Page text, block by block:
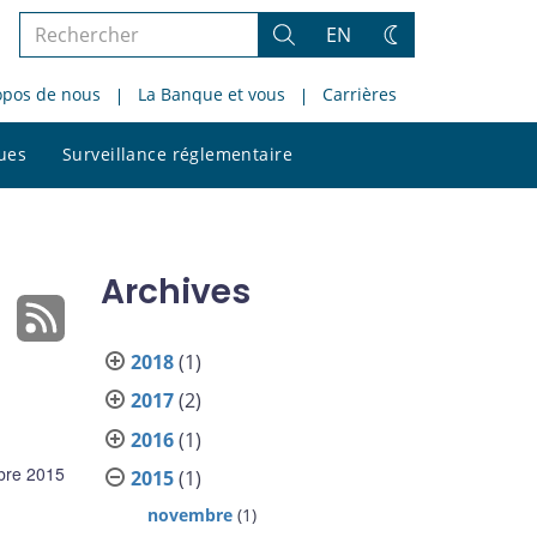
Rechercher
le
site
Rechercher
EN
Changez
thème
de nous La Banque et vous Carrières
Surveillance réglementaire
le
2015
Archives
2018(1)
2017(2)
2016(1)
2015(1)
novembre (1)